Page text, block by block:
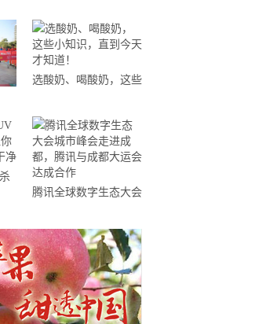
选酸奶、喝酸奶，这些
道！
腾讯全球数字生态大会
讯与成都大运会达成合
作